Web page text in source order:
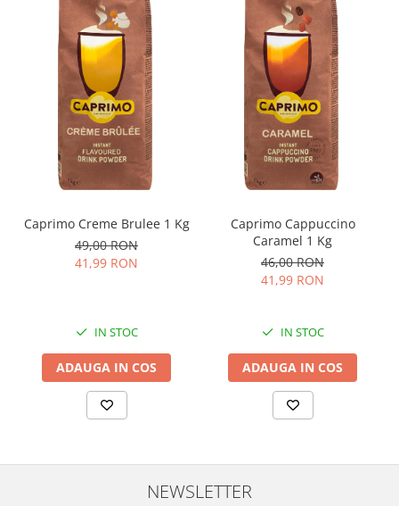
Caprimo Creme Brulee 1 Kg
49,00 RON
41,99 RON
IN STOC
ADAUGA IN COS
Caprimo Cappuccino
Caramel 1 Kg
46,00 RON
41,99 RON
IN STOC
ADAUGA IN COS
NEWSLETTER